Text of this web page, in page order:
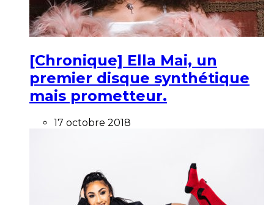
[Chronique] Ella Mai, un
premier disque synthétique
mais prometteur.
17 octobre 2018